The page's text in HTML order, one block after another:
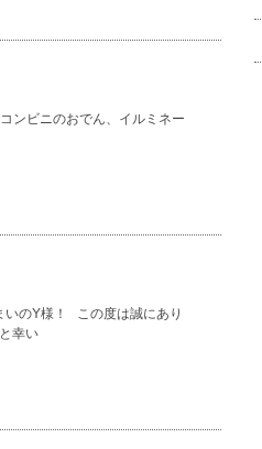
ンビニのおでん、イルミネー
のY様！ この度は誠にあり
幸い